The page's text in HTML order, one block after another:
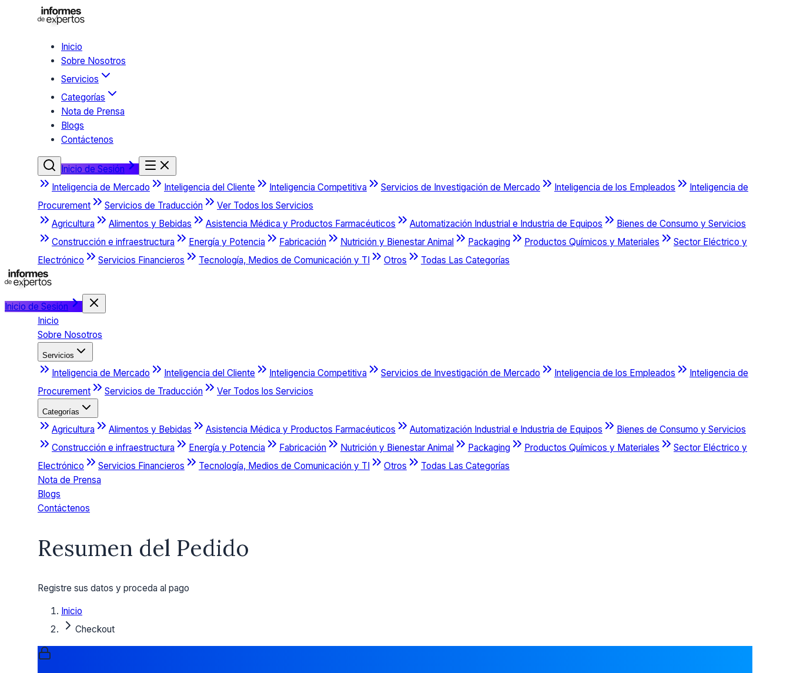
Inicio
Sobre Nosotros
Servicios
Categorías
Nota de Prensa
Blogs
Contáctenos
Inicio de Sesión
Inteligencia de Mercado
Inteligencia del Cliente Inteligencia Competitiva Servicios de Investigación de Mercado Inteligencia de los Empleados
Inteligencia de
Procurement
Servicios de Traducción
Ver Todos los Servicios
Agricultura
Alimentos y Bebidas Asistencia Médica y Productos Farmacéuticos Automatización Industrial e Industria de Equipos
Bienes de Consumo y Servicios
Construcción e infraestructura
Energía y Potencia Fabricación Nutrición y Bienestar Animal Packaging Productos Químicos y Materiales
Sector Eléctrico y
Electrónico
Servicios Financieros Tecnología, Medios de Comunicación y TI Otros Todas Las Categorías
Inicio de Sesión
Inicio
Sobre Nosotros
Servicios
Inteligencia de Mercado Inteligencia del Cliente Inteligencia Competitiva Servicios de Investigación de Mercado Inteligencia de los Empleados
Inteligencia de
Procurement
Servicios de Traducción Ver Todos los Servicios
Categorías
Agricultura Alimentos y Bebidas Asistencia Médica y Productos Farmacéuticos Automatización Industrial e Industria de Equipos
Bienes de Consumo y Servicios
Construcción e infraestructura
Energía y Potencia Fabricación Nutrición y Bienestar Animal Packaging Productos Químicos y Materiales
Sector Eléctrico y
Electrónico
Servicios Financieros Tecnología, Medios de Comunicación y TI Otros
Todas Las Categorías
Nota de Prensa
Blogs
Contáctenos
Resumen del Pedido
Registre sus datos y proceda al pago
Inicio
Checkout